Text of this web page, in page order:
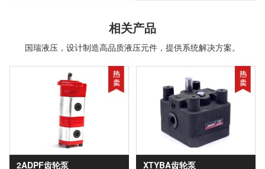
相关产品
国瑞液压，设计制造高品质液压元件，提供系统解决方案。
2ADPF齿轮泵 XTYBA齿轮泵